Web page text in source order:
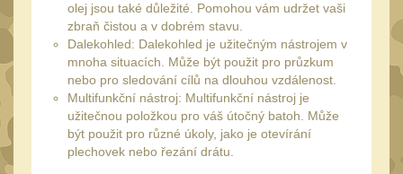
.223 (5.56mm)9
.243 .260 (6.5mm)7
.270 .280 (7mm)7
.30 .308 (7.62mm)
12GA, 20GA 10
olej jsou také důležité. Pomohou vám udržet vaši
zbraň čistou a v dobrém stavu.
Dalekohled: Dalekohled je užitečným nástrojem v
mnoha situacích. Může být použit pro průzkum
nebo pro sledování cílů na dlouhou vzdálenost.
Multifunkční nástroj: Multifunkční nástroj je
užitečnou položkou pro váš útočný batoh. Může
být použit pro různé úkoly, jako je otevírání
plechovek nebo řezání drátu.